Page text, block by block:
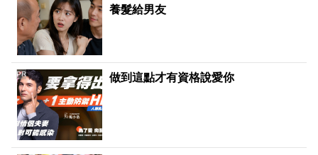
養髮給男友
做到這點才有資格說愛你
PR